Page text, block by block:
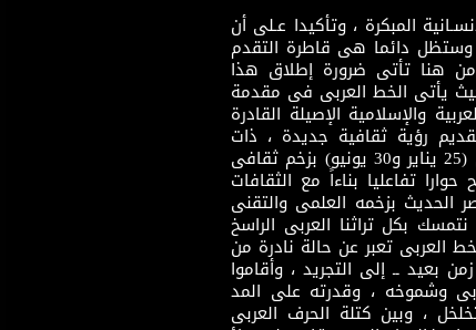
المبكرة ، وتأكيدا عـلى أن
وستظل دائما هى قاطرة التقدم
هنا تأتى ضرورة إطلاق هذا
حيث يأتى الخط العربى فى مقدمة
والإسلامية الإصيلة القادرة
رؤية ثقافية جديدة ، ذات
مضمون ثقافى قادر على إثراء مرحلة ما بعد ثورتى (25 يناير و30 يونيو) بزخم ثقافى
تفاعليا بناءاً مع الثقافات
الحديث بزخمه العلمى والتقنى
بكل تراثنا العربى الراسخ
العربى تعبر عن حالة نادرة من
بعيد ــ إلى التجريد ، وأقاموا
وشموخه ، وقدرته على المد
، وبين كتلة الحرف العربى